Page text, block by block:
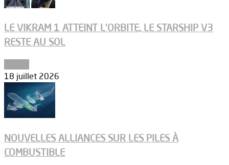
LE VIKRAM 1 ATTEINT L’ORBITE, LE STARSHIP V3
RESTE AU SOL
18 juillet 2026
NOUVELLES ALLIANCES SUR LES PILES À
COMBUSTIBLE